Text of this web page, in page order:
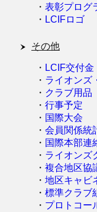
・ 表彰プログ
・ LCIFロゴ
その他
・ LCIF交付
・ ライオンズ
・ クラブ用品
・ 行事予定
・ 国際大会
・ 会員関係統
・ 国際本部連
・ ライオンズ
・ 複合地区協
・ 地区キャビ
・ 標準クラブ
・ プロトコー